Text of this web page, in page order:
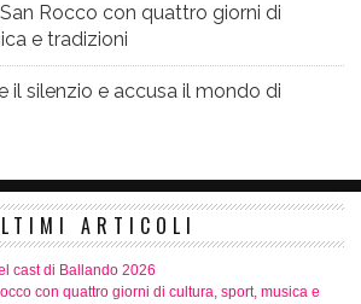
Rocco con quattro giorni di
e tradizioni
il silenzio e accusa il mondo di
ARTICOLI
cast di Ballando 2026
con quattro giorni di cultura, sport, musica e